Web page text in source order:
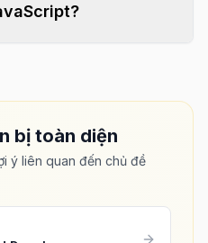
bị toàn diện
ý liên quan đến chủ đề